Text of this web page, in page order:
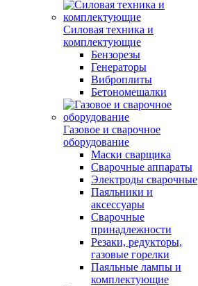
Силовая техника и
комплектующие
Бензорезы
Генераторы
Виброплиты
Бетономешалки
Газовое и сварочное
оборудование
Маски сварщика
Сварочные аппараты
Электроды сварочные
Паяльники и
аксессуары
Сварочные
принадлежности
Резаки, редукторы,
газовые горелки
Паяльные лампы и
комплектующие